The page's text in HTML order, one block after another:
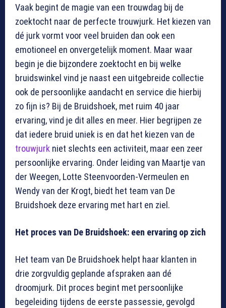
Vaak begint de magie van een trouwdag bij de
zoektocht naar de perfecte trouwjurk. Het kiezen van
dé jurk vormt voor veel bruiden dan ook een
emotioneel en onvergetelijk moment. Maar waar
begin je die bijzondere zoektocht en bij welke
bruidswinkel vind je naast een uitgebreide collectie
ook de persoonlijke aandacht en service die hierbij
zo fijn is? Bij de Bruidshoek, met ruim 40 jaar
ervaring, vind je dit alles en meer. Hier begrijpen ze
dat iedere bruid uniek is en dat het kiezen van de
trouwjurk niet slechts een activiteit, maar een zeer
persoonlijke ervaring. Onder leiding van Maartje van
der Weegen, Lotte Steenvoorden-Vermeulen en
Wendy van der Krogt, biedt het team van De
Bruidshoek deze ervaring met hart en ziel.
Het proces van De Bruidshoek: een ervaring op zich
Het team van De Bruidshoek helpt haar klanten in
drie zorgvuldig geplande afspraken aan dé
droomjurk. Dit proces begint met persoonlijke
begeleiding tijdens de eerste passessie, gevolgd